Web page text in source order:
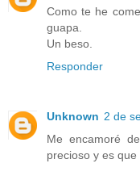
Como te he
guapa.
Un beso.
Responder
Unknown 2 de
Me encamoré
precioso y es